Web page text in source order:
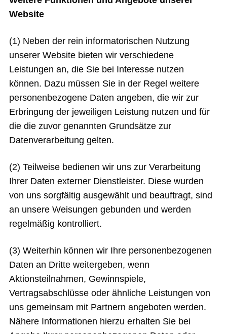
Website
(1) Neben der rein informatorischen Nutzung
unserer Website bieten wir verschiedene
Leistungen an, die Sie bei Interesse nutzen
können. Dazu müssen Sie in der Regel weitere
personenbezogene Daten angeben, die wir zur
Erbringung der jeweiligen Leistung nutzen und für
die die zuvor genannten Grundsätze zur
Datenverarbeitung gelten.
(2) Teilweise bedienen wir uns zur Verarbeitung
Ihrer Daten externer Dienstleister. Diese wurden
von uns sorgfältig ausgewählt und beauftragt, sind
an unsere Weisungen gebunden und werden
regelmäßig kontrolliert.
(3) Weiterhin können wir Ihre personenbezogenen
Daten an Dritte weitergeben, wenn
Aktionsteilnahmen, Gewinnspiele,
Vertragsabschlüsse oder ähnliche Leistungen von
uns gemeinsam mit Partnern angeboten werden.
Nähere Informationen hierzu erhalten Sie bei